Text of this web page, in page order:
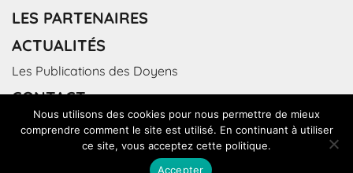
LES PARTENAIRES
ACTUALITÉS
Les Publications des Doyens
CONTACT
Nous utilisons des cookies pour nous permettre de mieux
comprendre comment le site est utilisé. En continuant à utiliser
ce site, vous acceptez cette politique.
Accepter